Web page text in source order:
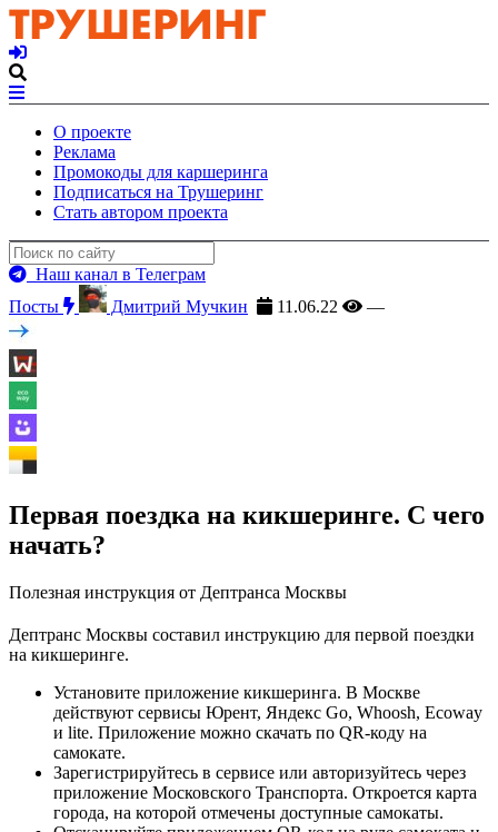
О проекте
Реклама
Промокоды для каршеринга
Подписаться на Трушеринг
Стать автором проекта
Наш канал в Телеграм
Посты
Дмитрий Мучкин 11.06.22 —
Первая поездка на кикшеринге. С чего
начать?
Полезная инструкция от Дептранса Москвы
Дептранс Москвы составил инструкцию для первой поездки
на кикшеринге.
Установите приложение кикшеринга. В Москве
действуют сервисы Юрент, Яндекс Go, Whoosh, Ecoway
и lite. Приложение можно скачать по QR-коду на
самокате.
Зарегистрируйтесь в сервисе или авторизуйтесь через
приложение Московского Транспорта. Откроется карта
города, на которой отмечены доступные самокаты.